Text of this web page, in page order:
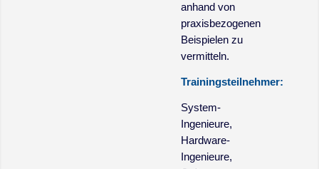
anhand von
praxisbezogenen
Beispielen zu
vermitteln.
Trainingsteilnehmer:
System-
Ingenieure,
Hardware-
Ingenieure,